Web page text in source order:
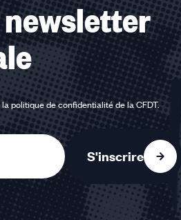
newsletter
lapolitique de confidentialité de la CFDT.
S'inscrire